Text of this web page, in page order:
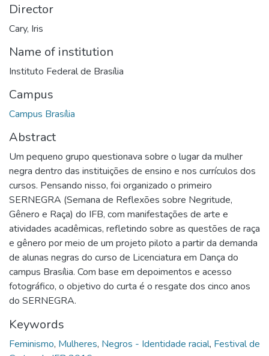
Director
Cary, Iris
Name of institution
Instituto Federal de Brasília
Campus
Campus Brasília
Abstract
Um pequeno grupo questionava sobre o lugar da mulher
negra dentro das instituições de ensino e nos currículos dos
cursos. Pensando nisso, foi organizado o primeiro
SERNEGRA (Semana de Reflexões sobre Negritude,
Gênero e Raça) do IFB, com manifestações de arte e
atividades acadêmicas, refletindo sobre as questões de raça
e gênero por meio de um projeto piloto a partir da demanda
de alunas negras do curso de Licenciatura em Dança do
campus Brasília. Com base em depoimentos e acesso
fotográfico, o objetivo do curta é o resgate dos cinco anos
do SERNEGRA.
Keywords
Feminismo, Mulheres, Negros - Identidade racial, Festival de